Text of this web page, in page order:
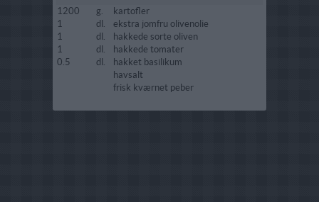
1200 g.
kartofler
1
dl.
ekstra jomfru olivenolie
1
dl.
hakkede sorte oliven
1
dl.
hakkede tomater
0.5
dl.
hakket basilikum
havsalt
frisk kværnet peber